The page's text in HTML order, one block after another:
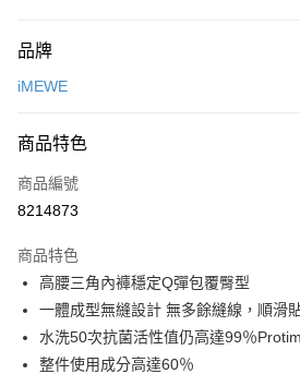
信用卡一次付款
LINE Pay
Apple Pay
Google Pay
全支付
全盈+PAY
品牌
iMEWE
商品特色
商品編號
8214873
商品特色
高腰三角內褲穩定Q彈包覆臀型
一體成型無縫設計 無多餘縫線，順滑
水洗50次抗菌活性值仍高達99％
整件使用成分高達60％